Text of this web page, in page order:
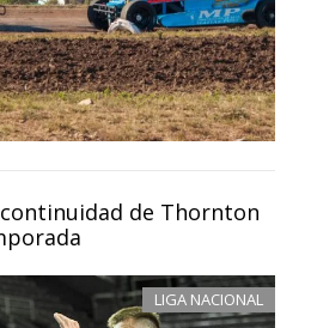
de Thornton
LIGA NACIONAL